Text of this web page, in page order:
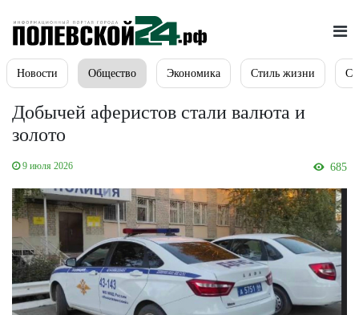
Новости Общество Экономика Стиль жизни
Добычей аферистов стали валюта и
золото
9 июля 2026 685